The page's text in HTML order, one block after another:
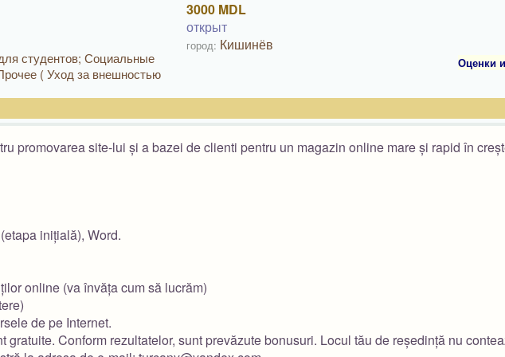
студентов; Социальные
( Уход за внешностью
3000 MDL
открыт
город: Кишинёв
Оценки
promovarea site-lui și a bazei de clienti pentru un magazin online mare și rapid în
inițială), Word.
online (va învăța cum să lucrăm)
de pe Internet.
gratuite. Conform rezultatelor, sunt prevăzute bonusuri. Locul tău de reședință nu